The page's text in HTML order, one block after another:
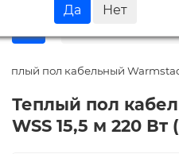
Теплый пол кабельный Warmstad
Теплый пол
WSS 15,5 м 220 Вт